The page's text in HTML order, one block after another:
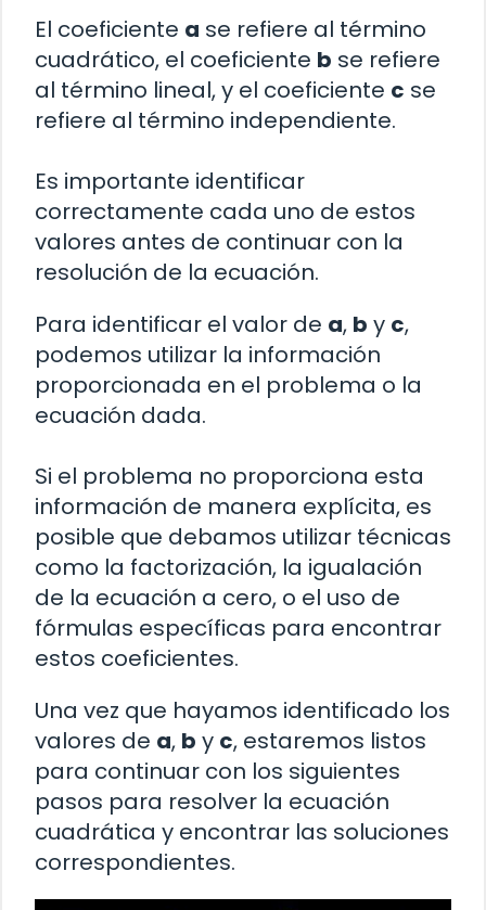
El coeficiente a se refiere al término
cuadrático, el coeficiente b se refiere
al término lineal, y el coeficiente c se
refiere al término independiente.
Es importante identificar
correctamente cada uno de estos
valores antes de continuar con la
resolución de la ecuación.
Para identificar el valor de a, b y c,
podemos utilizar la información
proporcionada en el problema o la
ecuación dada.
Si el problema no proporciona esta
información de manera explícita, es
posible que debamos utilizar técnicas
como la factorización, la igualación
de la ecuación a cero, o el uso de
fórmulas específicas para encontrar
estos coeficientes.
Una vez que hayamos identificado los
valores de a, b y c, estaremos listos
para continuar con los siguientes
pasos para resolver la ecuación
cuadrática y encontrar las soluciones
correspondientes.